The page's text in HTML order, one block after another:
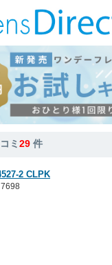
ミ29 件
2 CLPK